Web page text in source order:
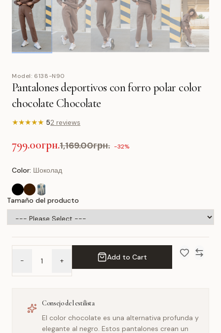
Model: 6138-N90
Pantalones deportivos con forro polar color
chocolate Chocolate
★★★★★ 52 reviews
799.00грн.1,169.00грн. -32%
Color: Шоколад
Tamaño del producto
- + Add to Cart
Consejo del estilista
El color chocolate es una alternativa profunda y
elegante al negro. Estos pantalones crean un